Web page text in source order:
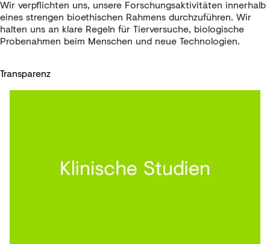
Wir verpflichten uns, unsere Forschungsaktivitäten innerhalb
eines strengen bioethischen Rahmens durchzuführen. Wir
halten uns an klare Regeln für Tierversuche, biologische
Probenahmen beim Menschen und neue Technologien.
Transparenz